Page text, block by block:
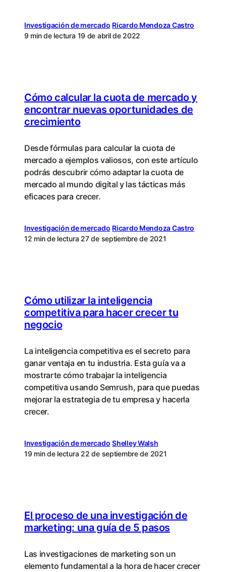
Investigación de mercado Ricardo Mendoza Castro
9 min de lectura 19 de abril de 2022
Cómo calcular la cuota de mercado y
encontrar nuevas oportunidades de
crecimiento
Desde fórmulas para calcular la cuota de
mercado a ejemplos valiosos, con este artículo
podrás descubrir cómo adaptar la cuota de
mercado al mundo digital y las tácticas más
eficaces para crecer.
Investigación de mercado Ricardo Mendoza Castro
12 min de lectura 27 de septiembre de 2021
Cómo utilizar la inteligencia
competitiva para hacer crecer tu
negocio
La inteligencia competitiva es el secreto para
ganar ventaja en tu industria. Esta guía va a
mostrarte cómo trabajar la inteligencia
competitiva usando Semrush, para que puedas
mejorar la estrategia de tu empresa y hacerla
crecer.
Investigación de mercado Shelley Walsh
19 min de lectura 22 de septiembre de 2021
El proceso de una investigación de
marketing: una guía de 5 pasos
Las investigaciones de marketing son un
elemento fundamental a la hora de hacer crecer